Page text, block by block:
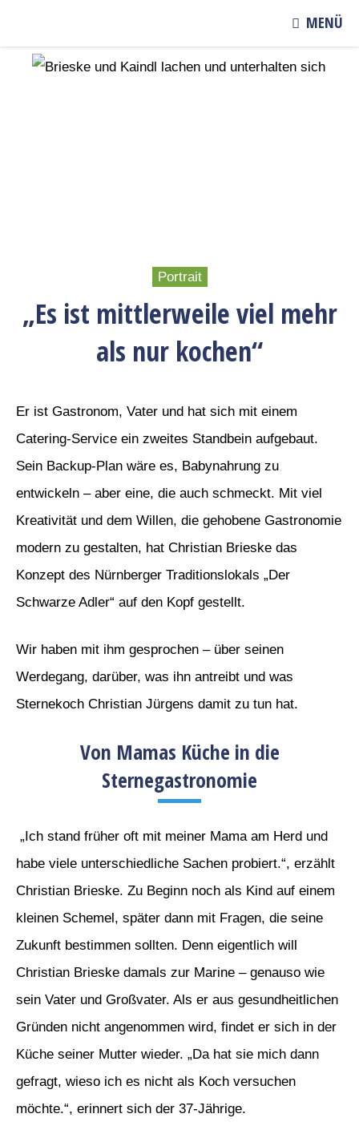
MENÜ
Portrait
„Es ist mittlerweile viel mehr
als nur kochen“
Er ist Gastronom, Vater und hat sich mit einem
Catering-Service ein zweites Standbein aufgebaut.
Sein Backup-Plan wäre es, Babynahrung zu
entwickeln – aber eine, die auch schmeckt. Mit viel
Kreativität und dem Willen, die gehobene Gastronomie
modern zu gestalten, hat Christian Brieske das
Konzept des Nürnberger Traditionslokals „Der
Schwarze Adler“ auf den Kopf gestellt.
Wir haben mit ihm gesprochen – über seinen
Werdegang, darüber, was ihn antreibt und was
Sternekoch Christian Jürgens damit zu tun hat.
Von Mamas Küche in die
Sternegastronomie
„Ich stand früher oft mit meiner Mama am Herd und
habe viele unterschiedliche Sachen probiert.“, erzählt
Christian Brieske. Zu Beginn noch als Kind auf einem
kleinen Schemel, später dann mit Fragen, die seine
Zukunft bestimmen sollten. Denn eigentlich will
Christian Brieske damals zur Marine – genauso wie
sein Vater und Großvater. Als er aus gesundheitlichen
Gründen nicht angenommen wird, findet er sich in der
Küche seiner Mutter wieder. „Da hat sie mich dann
gefragt, wieso ich es nicht als Koch versuchen
möchte.“, erinnert sich der 37-Jährige.